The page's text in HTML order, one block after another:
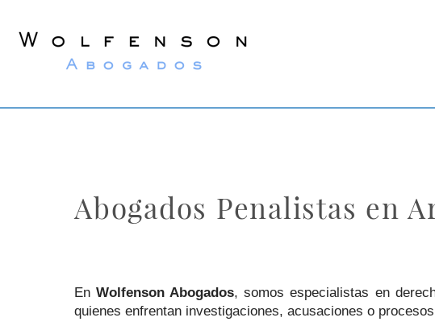
Abogados Penalistas en
EnWolfenson Abogados, somos especialistas en
quienes enfrentan investigaciones, acusaciones o
Wolfenson